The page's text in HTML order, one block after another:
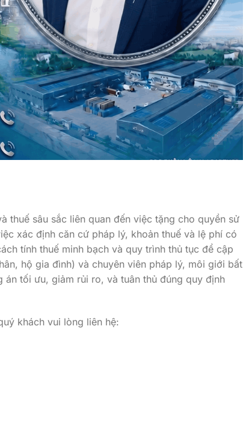
thuế sâu sắc liên quan đến việc tặng cho quyền sử
xác định căn cứ pháp lý, khoản thuế và lệ phí có
tính thuế minh bạch và quy trình thủ tục để cập
hộ gia đình) và chuyên viên pháp lý, môi giới bất
tối ưu, giảm rủi ro, và tuân thủ đúng quy định
khách vui lòng liên hệ: